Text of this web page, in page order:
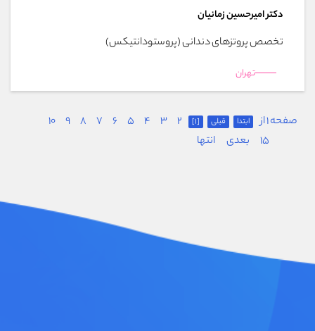
دکتر امیرحسین زمانیان
تخصص پروتزهای دندانی (پروستودانتیکس)
تهران
صفحه 1 از
15
ابتدا قبلی [1]
2
3
4
5
6
7
8
9
10
بعدی
انتها